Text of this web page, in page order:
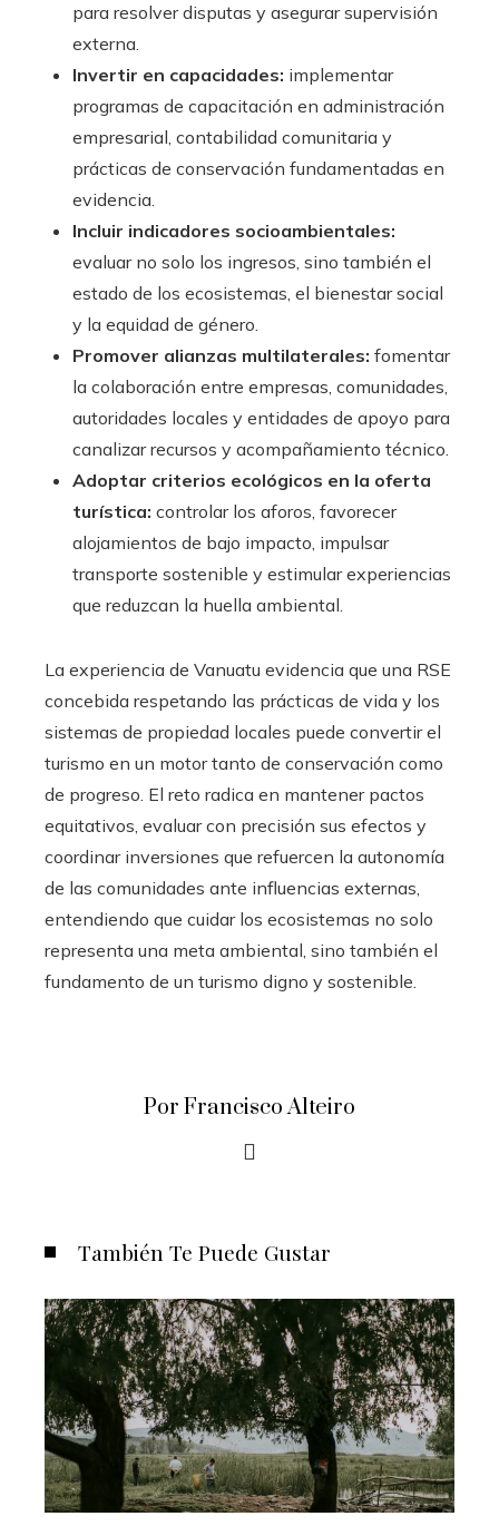
para resolver disputas y asegurar supervisión
externa.
Invertir en capacidades: implementar
programas de capacitación en administración
empresarial, contabilidad comunitaria y
prácticas de conservación fundamentadas en
evidencia.
Incluir indicadores socioambientales:
evaluar no solo los ingresos, sino también el
estado de los ecosistemas, el bienestar social
y la equidad de género.
Promover alianzas multilaterales: fomentar
la colaboración entre empresas, comunidades,
autoridades locales y entidades de apoyo para
canalizar recursos y acompañamiento técnico.
Adoptar criterios ecológicos en la oferta
turística: controlar los aforos, favorecer
alojamientos de bajo impacto, impulsar
transporte sostenible y estimular experiencias
que reduzcan la huella ambiental.
La experiencia de Vanuatu evidencia que una RSE
concebida respetando las prácticas de vida y los
sistemas de propiedad locales puede convertir el
turismo en un motor tanto de conservación como
de progreso. El reto radica en mantener pactos
equitativos, evaluar con precisión sus efectos y
coordinar inversiones que refuercen la autonomía
de las comunidades ante influencias externas,
entendiendo que cuidar los ecosistemas no solo
representa una meta ambiental, sino también el
fundamento de un turismo digno y sostenible.
Por Francisco Alteiro
También Te Puede Gustar